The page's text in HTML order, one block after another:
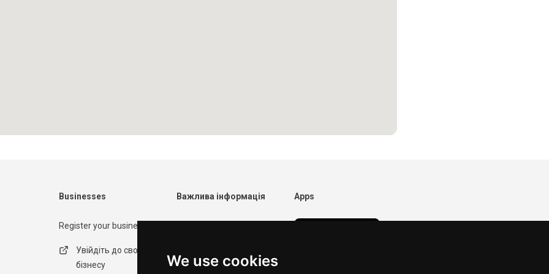
We use cookies
Businesses
Register your business
Увійдіть до свого
бізнесу
Важлива інформація
конфіденційності
Apps